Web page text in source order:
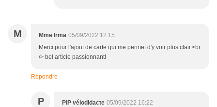
M Mme Irma 05/09/2022 12:15
Merci pour l'ajout de carte qui me permet d'y voir plus clair.<br
/> bel article passionnant!
Répondre
P PiP vélodidacte 05/09/2022 16:22